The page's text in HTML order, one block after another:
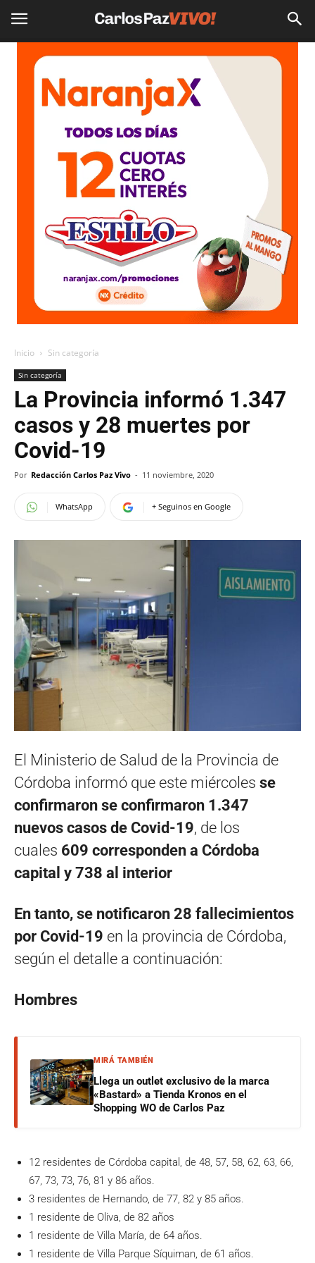
Inicio Sin categoría
Sin categoría
La Provincia informó 1.347
casos y 28 muertes por
Covid-19
Por Redacción Carlos Paz Vivo - 11 noviembre, 2020
WhatsApp + Seguinos en Google
El Ministerio de Salud de la Provincia de
Córdoba informó que este miércoles se
confirmaron se confirmaron 1.347
nuevos casos de Covid-19, de los
cuales 609 corresponden a Córdoba
capital y 738 al interior
En tanto, se notificaron 28 fallecimientos
por Covid-19 en la provincia de Córdoba,
según el detalle a continuación:
Hombres
MIRÁ TAMBIÉN
Llega un outlet exclusivo de la marca
«Bastard» a Tienda Kronos en el
Shopping WO de Carlos Paz
12 residentes de Córdoba capital, de 48, 57, 58, 62, 63, 66,
67, 73, 73, 76, 81 y 86 años.
3 residentes de Hernando, de 77, 82 y 85 años.
1 residente de Oliva, de 82 años
1 residente de Villa María, de 64 años.
1 residente de Villa Parque Síquiman, de 61 años.